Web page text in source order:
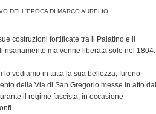
DELL'EPOCA DI MARCO AURELIO
costruzioni fortificate tra il Palatino e il
risanamento ma venne liberata solo nel 1804.
lo vediamo in tutta la sua bellezza, furono
della Via di San Gregorio messe in atto dal
il regime fascista, in occasione